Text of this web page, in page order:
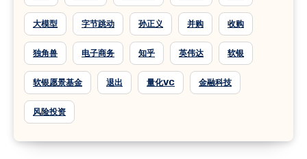
大模型 字节跳动 孙正义 并购 收购
独角兽 电子商务 知乎 英伟达 软银
软银愿景基金 退出 量化VC 金融科技
风险投资